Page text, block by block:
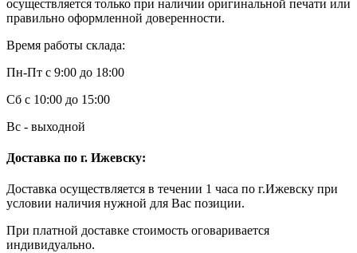
осуществляется только при наличии оригинальной печати или
правильно оформленной доверенности.
Время работы склада:
Пн-Пт с 9:00 до 18:00
Сб с 10:00 до 15:00
Вс - выходной
Доставка по г. Ижевску:
Доставка осуществляется в течении 1 часа по г.Ижевску при
условии наличия нужной для Вас позиции.
При платной доставке стоимость оговаривается
индивидуально.